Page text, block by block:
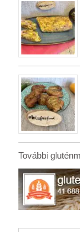
További